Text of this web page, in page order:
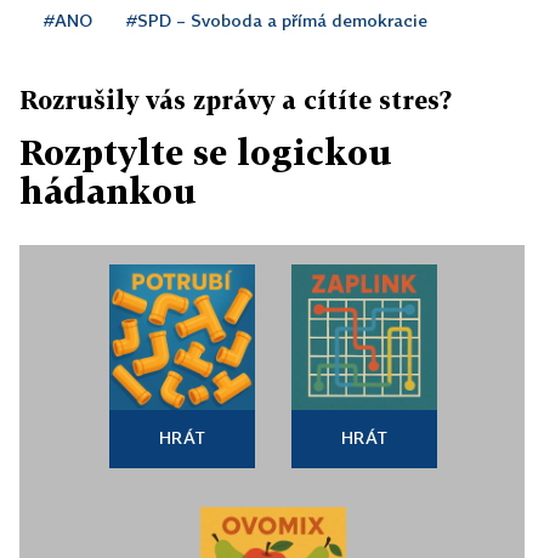
#ANO #SPD – Svoboda a přímá demokracie
Rozrušily vás zprávy a cítíte stres?
Rozptylte se logickou
hádankou
HRÁT HRÁT